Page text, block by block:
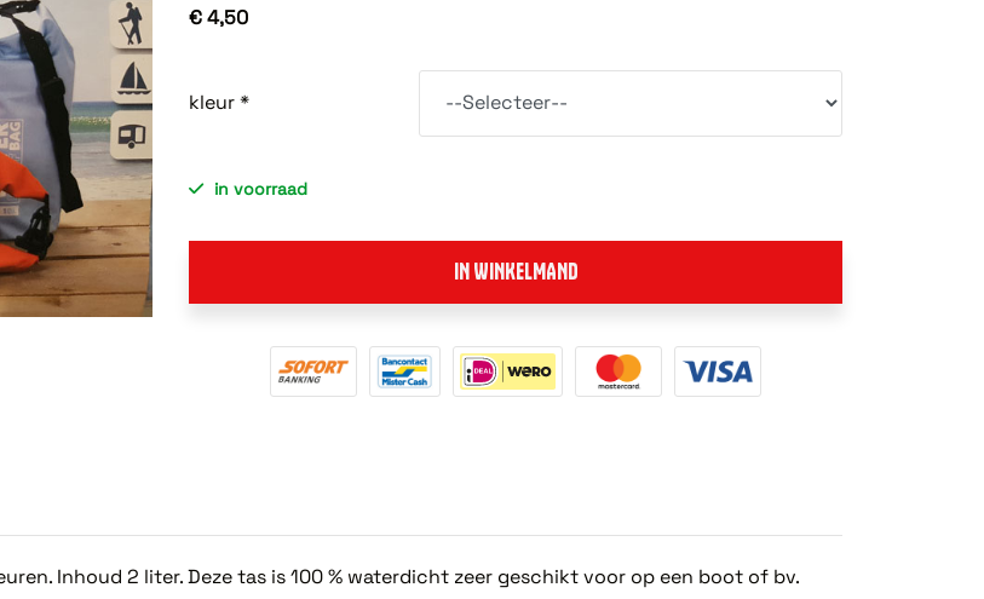
€ 4,50
kleur *
in voorraad
IN WINKELMAND
Inhoud 2 liter. Deze tas is 100 % waterdicht zeer geschikt voor op een boot of bv.